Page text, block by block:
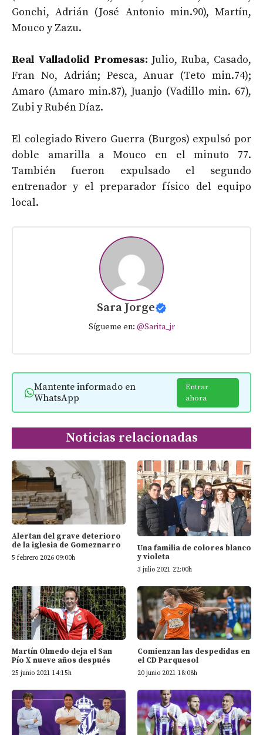
Gonchi, Adrián (José Antonio min.90), Martín,
Mouco y Zazu.
Real Valladolid Promesas: Julio, Ruba, Casado,
Fran No, Adrián; Pesca, Anuar (Teto min.74);
Amaro (Amaro min.87), Juanjo (Vadillo min. 67),
Zubi y Rubén Díaz.
El colegiado Rivero Guerra (Burgos) expulsó por
doble amarilla a Mouco en el minuto 77.
También fueron expulsado el segundo
entrenador y el preparador físico del equipo
local.
Sara Jorge
Sígueme en: @Sarita_jr
Mantente informado en
WhatsApp
Entrar
ahora
Noticias relacionadas
Alertan del grave deterioro
de la iglesia de Gomeznarro
5 febrero 2026 09:00h
Una familia de colores blanco
y violeta
3 julio 2021 22:00h
Martín Olmedo deja el San
Pío X nueve años después
25 junio 2021 14:15h
Comienzan las despedidas en
el CD Parquesol
20 junio 2021 18:08h